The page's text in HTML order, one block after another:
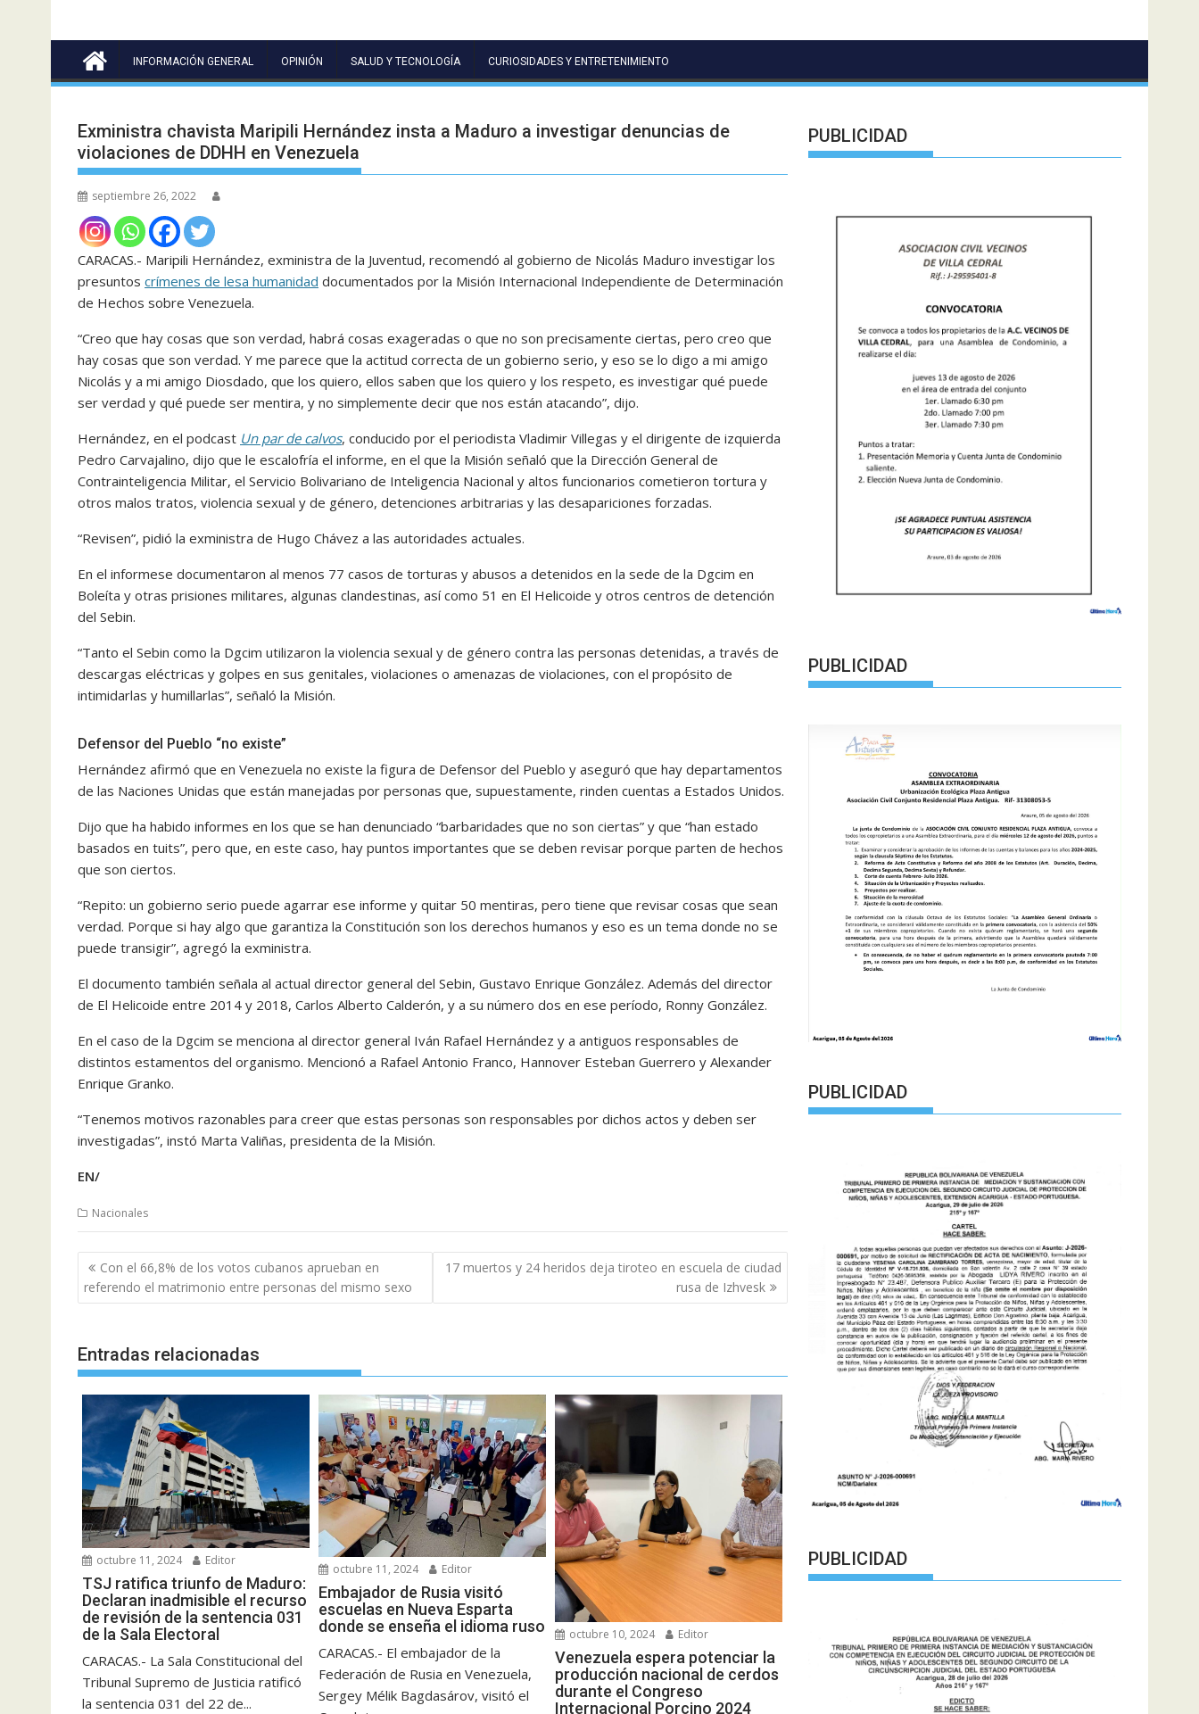
INFORMACIÓN GENERAL OPINIÓN SALUD Y TECNOLOGÍA CURIOSIDADES Y ENTRETENIMIENTO
Exministra chavista Maripili Hernández insta a Maduro a investigar denuncias de
violaciones de DDHH en Venezuela
septiembre 26, 2022
CARACAS.- Maripili Hernández, exministra de la Juventud, recomendó al gobierno de Nicolás Maduro investigar los
presuntos crímenes de lesa humanidad documentados por la Misión Internacional Independiente de Determinación
de Hechos sobre Venezuela.
“Creo que hay cosas que son verdad, habrá cosas exageradas o que no son precisamente ciertas, pero creo que
hay cosas que son verdad. Y me parece que la actitud correcta de un gobierno serio, y eso se lo digo a mi amigo
Nicolás y a mi amigo Diosdado, que los quiero, ellos saben que los quiero y los respeto, es investigar qué puede
ser verdad y qué puede ser mentira, y no simplemente decir que nos están atacando”, dijo.
Hernández, en el podcast Un par de calvos, conducido por el periodista Vladimir Villegas y el dirigente de izquierda
Pedro Carvajalino, dijo que le escalofría el informe, en el que la Misión señaló que la Dirección General de
Contrainteligencia Militar, el Servicio Bolivariano de Inteligencia Nacional y altos funcionarios cometieron tortura y
otros malos tratos, violencia sexual y de género, detenciones arbitrarias y las desapariciones forzadas.
“Revisen”, pidió la exministra de Hugo Chávez a las autoridades actuales.
En el informese documentaron al menos 77 casos de torturas y abusos a detenidos en la sede de la Dgcim en
Boleíta y otras prisiones militares, algunas clandestinas, así como 51 en El Helicoide y otros centros de detención
del Sebin.
“Tanto el Sebin como la Dgcim utilizaron la violencia sexual y de género contra las personas detenidas, a través de
descargas eléctricas y golpes en sus genitales, violaciones o amenazas de violaciones, con el propósito de
intimidarlas y humillarlas”, señaló la Misión.
Defensor del Pueblo “no existe”
Hernández afirmó que en Venezuela no existe la figura de Defensor del Pueblo y aseguró que hay departamentos
de las Naciones Unidas que están manejadas por personas que, supuestamente, rinden cuentas a Estados Unidos.
Dijo que ha habido informes en los que se han denunciado “barbaridades que no son ciertas” y que “han estado
basados en tuits”, pero que, en este caso, hay puntos importantes que se deben revisar porque parten de hechos
que son ciertos.
“Repito: un gobierno serio puede agarrar ese informe y quitar 50 mentiras, pero tiene que revisar cosas que sean
verdad. Porque si hay algo que garantiza la Constitución son los derechos humanos y eso es un tema donde no se
puede transigir”, agregó la exministra.
El documento también señala al actual director general del Sebin, Gustavo Enrique González. Además del director
de El Helicoide entre 2014 y 2018, Carlos Alberto Calderón, y a su número dos en ese período, Ronny González.
En el caso de la Dgcim se menciona al director general Iván Rafael Hernández y a antiguos responsables de
distintos estamentos del organismo. Mencionó a Rafael Antonio Franco, Hannover Esteban Guerrero y Alexander
Enrique Granko.
“Tenemos motivos razonables para creer que estas personas son responsables por dichos actos y deben ser
investigadas”, instó Marta Valiñas, presidenta de la Misión.
EN/
Nacionales
Navegación
de
entradas
Con el 66,8% de los votos cubanos aprueban en
referendo el matrimonio entre personas del mismo sexo
17 muertos y 24 heridos deja tiroteo en escuela de ciudad
rusa de Izhvesk
Entradas relacionadas
octubre 11, 2024 Editor
TSJ ratifica triunfo de Maduro:
Declaran inadmisible el recurso
de revisión de la sentencia 031
de la Sala Electoral
CARACAS.- La Sala Constitucional del
Tribunal Supremo de Justicia ratificó
la sentencia 031 del 22 de...
octubre 11, 2024 Editor
Embajador de Rusia visitó
escuelas en Nueva Esparta
donde se enseña el idioma ruso
CARACAS.- El embajador de la
Federación de Rusia en Venezuela,
Sergey Mélik Bagdasárov, visitó el
octubre 10, 2024 Editor
Venezuela espera potenciar la
producción nacional de cerdos
durante el Congreso
Internacional Porcino 2024
PUBLICIDAD
PUBLICIDAD
PUBLICIDAD
PUBLICIDAD